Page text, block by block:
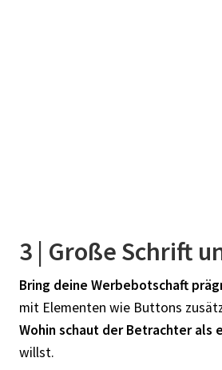
3 | Große Schrift
Bring deine Werbebotschaft
mit Elementen wie Buttons
Wohin schaut der Betrachter als
willst.